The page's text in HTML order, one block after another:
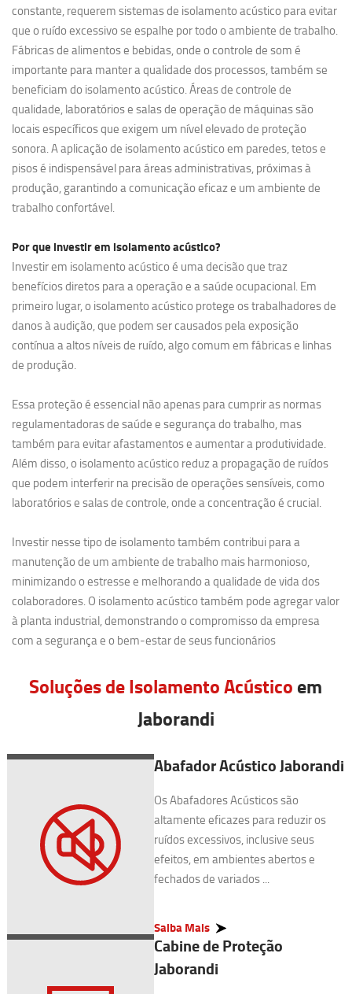
constante, requerem sistemas de isolamento acústico para evitar
que o ruído excessivo se espalhe por todo o ambiente de trabalho.
Fábricas de alimentos e bebidas, onde o controle de som é
importante para manter a qualidade dos processos, também se
beneficiam do isolamento acústico. Áreas de controle de
qualidade, laboratórios e salas de operação de máquinas são
locais específicos que exigem um nível elevado de proteção
sonora. A aplicação de isolamento acústico em paredes, tetos e
pisos é indispensável para áreas administrativas, próximas à
produção, garantindo a comunicação eficaz e um ambiente de
trabalho confortável.
Por que investir em isolamento acústico?
Investir em isolamento acústico é uma decisão que traz
benefícios diretos para a operação e a saúde ocupacional. Em
primeiro lugar, o isolamento acústico protege os trabalhadores de
danos à audição, que podem ser causados pela exposição
contínua a altos níveis de ruído, algo comum em fábricas e linhas
de produção.
Essa proteção é essencial não apenas para cumprir as normas
regulamentadoras de saúde e segurança do trabalho, mas
também para evitar afastamentos e aumentar a produtividade.
Além disso, o isolamento acústico reduz a propagação de ruídos
que podem interferir na precisão de operações sensíveis, como
laboratórios e salas de controle, onde a concentração é crucial.
Investir nesse tipo de isolamento também contribui para a
manutenção de um ambiente de trabalho mais harmonioso,
minimizando o estresse e melhorando a qualidade de vida dos
colaboradores. O isolamento acústico também pode agregar valor
à planta industrial, demonstrando o compromisso da empresa
com a segurança e o bem-estar de seus funcionários
Soluções de Isolamento Acústico em
Jaborandi
Abafador Acústico Jaborandi
Os Abafadores Acústicos são
altamente eficazes para reduzir os
ruídos excessivos, inclusive seus
efeitos, em ambientes abertos e
fechados de variados ...
Saiba Mais
Cabine de Proteção
Jaborandi